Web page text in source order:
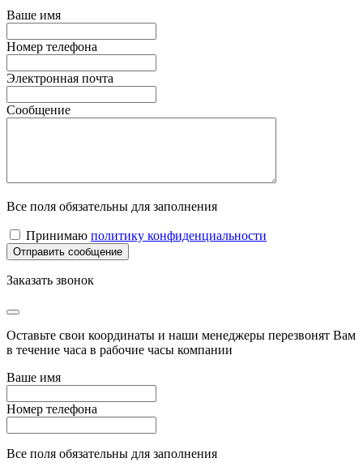
Ваше имя
Номер телефона
Электронная почта
Сообщение
Все поля обязательны для заполнения
Принимаю политику конфиденциальности
Заказать звонок
Оставьте свои координаты и наши менеджеры перезвонят Вам
в течение часа в рабочие часы компании
Ваше имя
Номер телефона
Все поля обязательны для заполнения